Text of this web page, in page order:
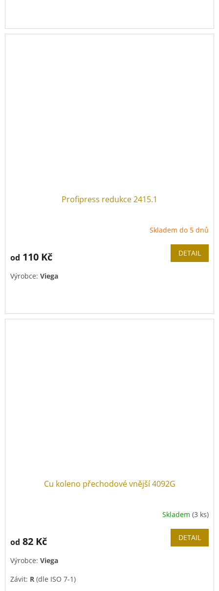
Profipress redukce 2415.1
Skladem do 5 dnů
od 110 Kč DETAIL
Výrobce: Viega
Cu koleno přechodové vnější 4092G
Skladem (3 ks)
od 82 Kč DETAIL
Výrobce: Viega
Závit: R (dle ISO 7-1)